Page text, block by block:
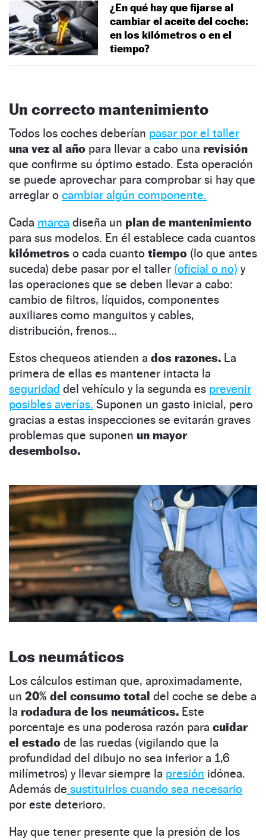
¿En qué hay que fijarse al
cambiar el aceite del coche:
en los kilómetros o en el
tiempo?
Un correcto mantenimiento
Todos los coches deberían pasar por el taller
una vez al año para llevar a cabo una revisión
que confirme su óptimo estado. Esta operación
se puede aprovechar para comprobar si hay que
arreglar o cambiar algún componente.
Cada marca diseña un plan de mantenimiento
para sus modelos. En él establece cada cuantos
kilómetros o cada cuanto tiempo (lo que antes
suceda) debe pasar por el taller (oficial o no) y
las operaciones que se deben llevar a cabo:
cambio de filtros, líquidos, componentes
auxiliares como manguitos y cables,
distribución, frenos…
Estos chequeos atienden a dos razones. La
primera de ellas es mantener intacta la
seguridad del vehículo y la segunda es prevenir
posibles averías. Suponen un gasto inicial, pero
gracias a estas inspecciones se evitarán graves
problemas que suponen un mayor
desembolso.
Los neumáticos
Los cálculos estiman que, aproximadamente,
un 20% del consumo total del coche se debe a
la rodadura de los neumáticos. Este
porcentaje es una poderosa razón para cuidar
el estado de las ruedas (vigilando que la
profundidad del dibujo no sea inferior a 1,6
milímetros) y llevar siempre la presión idónea.
Además de sustituirlos cuando sea necesario
por este deterioro.
Hay que tener presente que la presión de los